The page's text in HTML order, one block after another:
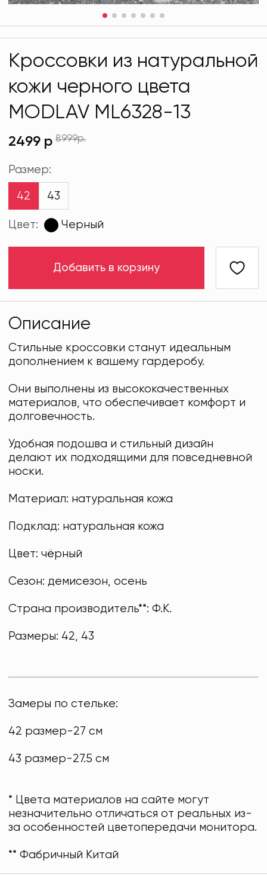
Кроссовки из натуральной
кожи черного цвета
MODLAV ML6328-13
2499 р 8999р.
Размер:
42 43
Цвет: Черный
Добавить в корзину
Описание
Стильные кроссовки станут идеальным
дополнением к вашему гардеробу.
Они выполнены из высококачественных
материалов, что обеспечивает комфорт и
долговечность.
Удобная подошва и стильный дизайн
делают их подходящими для повседневной
носки.
Материал: натуральная кожа
Подклад: натуральная кожа
Цвет: чёрный
Сезон: демисезон, осень
Страна производитель**: Ф.К.
Размеры: 42, 43
Замеры по стельке:
42 размер-27 см
43 размер-27.5 см
* Цвета материалов на сайте могут
незначительно отличаться от реальных из-
за особенностей цветопередачи монитора.
** Фабричный Китай